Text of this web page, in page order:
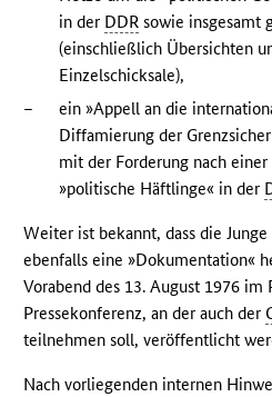
in der DDR sowie insgesamt
(einschließlich Übersichten
Einzelschicksale),
–
ein »Appell an die
Diffamierung der
mit der Forderung nach
»politische Häftlinge« in der
Weiter ist bekannt, dass die
ebenfalls eine »Dokumentation«
Vorabend des 13. August 1976 im
Pressekonferenz, an der auch der
teilnehmen soll, veröffentlicht
Nach vorliegenden internen